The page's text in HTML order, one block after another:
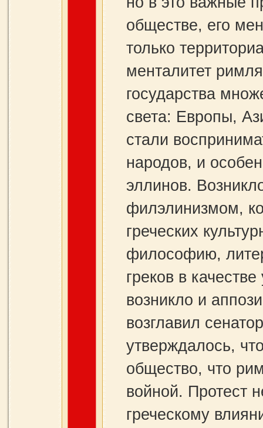
обществе, его
только
менталитет
государства
света: Европы,
стали
народов, и
эллинов.
филэлинизмом,
греческих
философию,
греков в
возникло и
возглавил
утверждалось,
общество, что
войной. Протест
греческому